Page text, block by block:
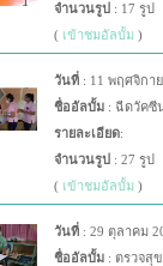
จำนวนรูป : 17 รูป
( เข้าชมอัลบั้ม )
วันที่ : 11 พฤศจิกา
ชื่ออัลบั้ม : ฉีดวัคซี
รายละเอียด:
จำนวนรูป : 27 รูป
( เข้าชมอัลบั้ม )
วันที่ : 29 ตุลาคม
ชื่ออัลบั้ม : ตรวจสุ